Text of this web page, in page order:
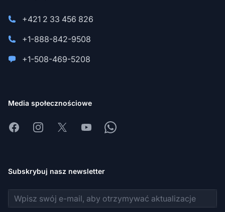
+421 2 33 456 826
+1-888-842-9508
+1-508-469-5208
Media społecznościowe
FacebookInstagram
X YoutubeWhatsapp
Subskrybuj nasz newsletter
Adres e-mail